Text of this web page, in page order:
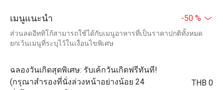
เมนูแนะนำ -50 %
ส่วนลดอีททิโก้สามารถใช้ได้กับเมนูอาหารที่เป็นราคาปกติทั้งหมด
ยกเว้นเมนูที่ระบุไว้ในเงื่อนไขพิเศษ
ฉลองวันเกิดสุดพิเศษ: รับเค้กวันเกิดฟรีทันที!
(กรุณาสำรองที่นั่งล่วงหน้าอย่างน้อย 24
THB 0